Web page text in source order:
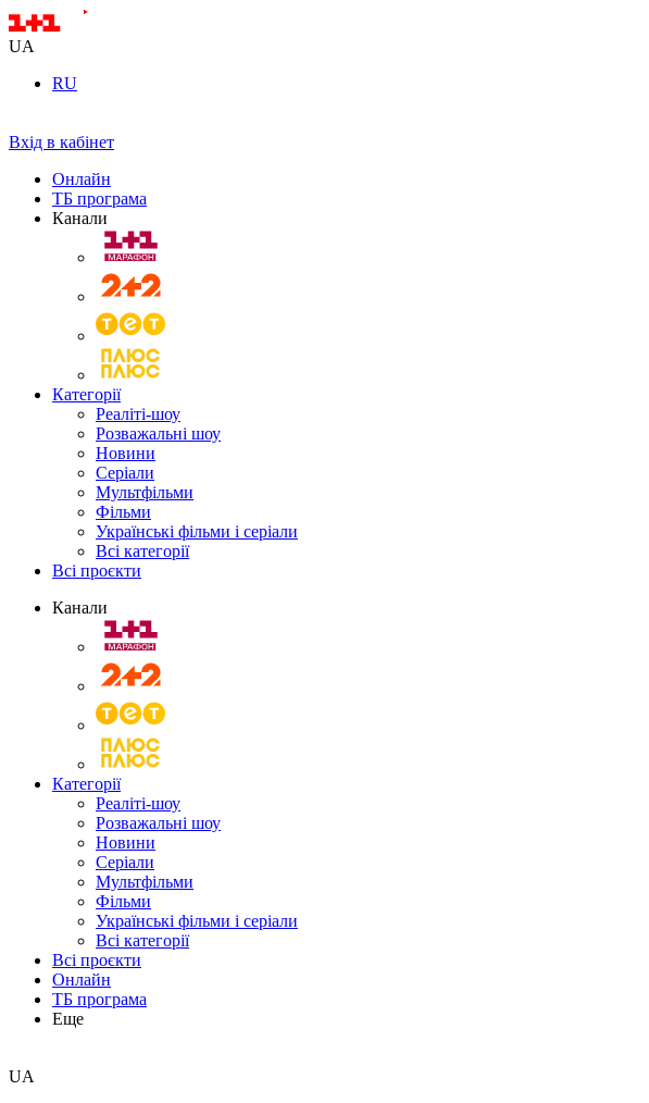
UA
RU
Вхід в кабінет
Онлайн
ТБ програма
Канали
Категорії
Реаліті-шоу
Розважальні шоу
Новини
Серіали
Мультфільми
Фільми
Українські фільми і серіали
Всі категорії
Всі проєкти
Канали
Категорії
Реаліті-шоу
Розважальні шоу
Новини
Серіали
Мультфільми
Фільми
Українські фільми і серіали
Всі категорії
Всі проєкти
Онлайн
ТБ програма
Еще
UA